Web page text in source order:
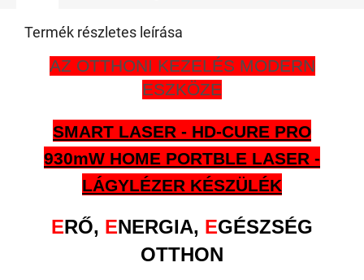
Termék részletes leírása
AZ OTTHONI KEZELÉS MODERN
ESZKÖZE
SMART LASER - HD-CURE PRO
930mW HOME PORTBLE LASER -
LÁGYLÉZER KÉSZÜLÉK
ERŐ, ENERGIA, EGÉSZSÉG
OTTHON